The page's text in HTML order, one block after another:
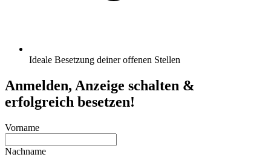
Ideale Besetzung deiner offenen Stellen
Anmelden, Anzeige schalten &
erfolgreich besetzen!
Vorname
Nachname